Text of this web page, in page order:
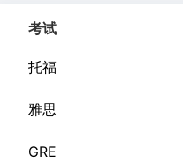
考试
托福
雅思
GRE